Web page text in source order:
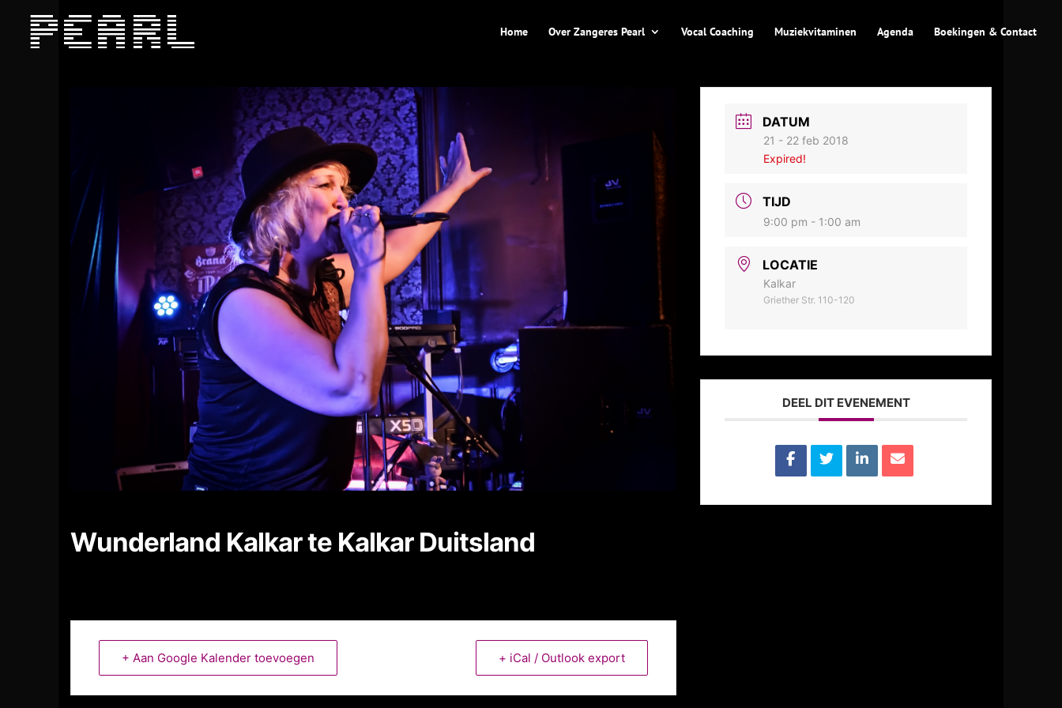
Home Over Zangeres Pearl Vocal Coaching Muziekvitaminen Agenda Boekingen & Contact
Wunderland Kalkar te Kalkar Duitsland
+ Aan Google Kalender toevoegen + iCal / Outlook export
DATUM
21 - 22 feb 2018
Expired!
TIJD
9:00 pm - 1:00 am
LOCATIE
Kalkar
Griether Str. 110-120
DEEL DIT EVENEMENT